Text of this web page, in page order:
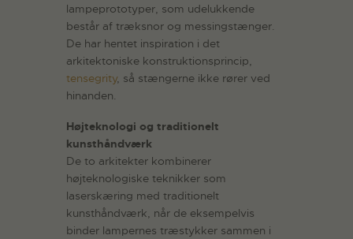
lampeprototyper, som udelukkende
består af træksnor og messingstænger.
De har hentet inspiration i det
arkitektoniske konstruktionsprincip,
tensegrity, så stængerne ikke rører ved
hinanden.
Højteknologi og traditionelt
kunsthåndværk
De to arkitekter kombinerer
højteknologiske teknikker som
laserskæring med traditionelt
kunsthåndværk, når de eksempelvis
binder lampernes træstykker sammen i